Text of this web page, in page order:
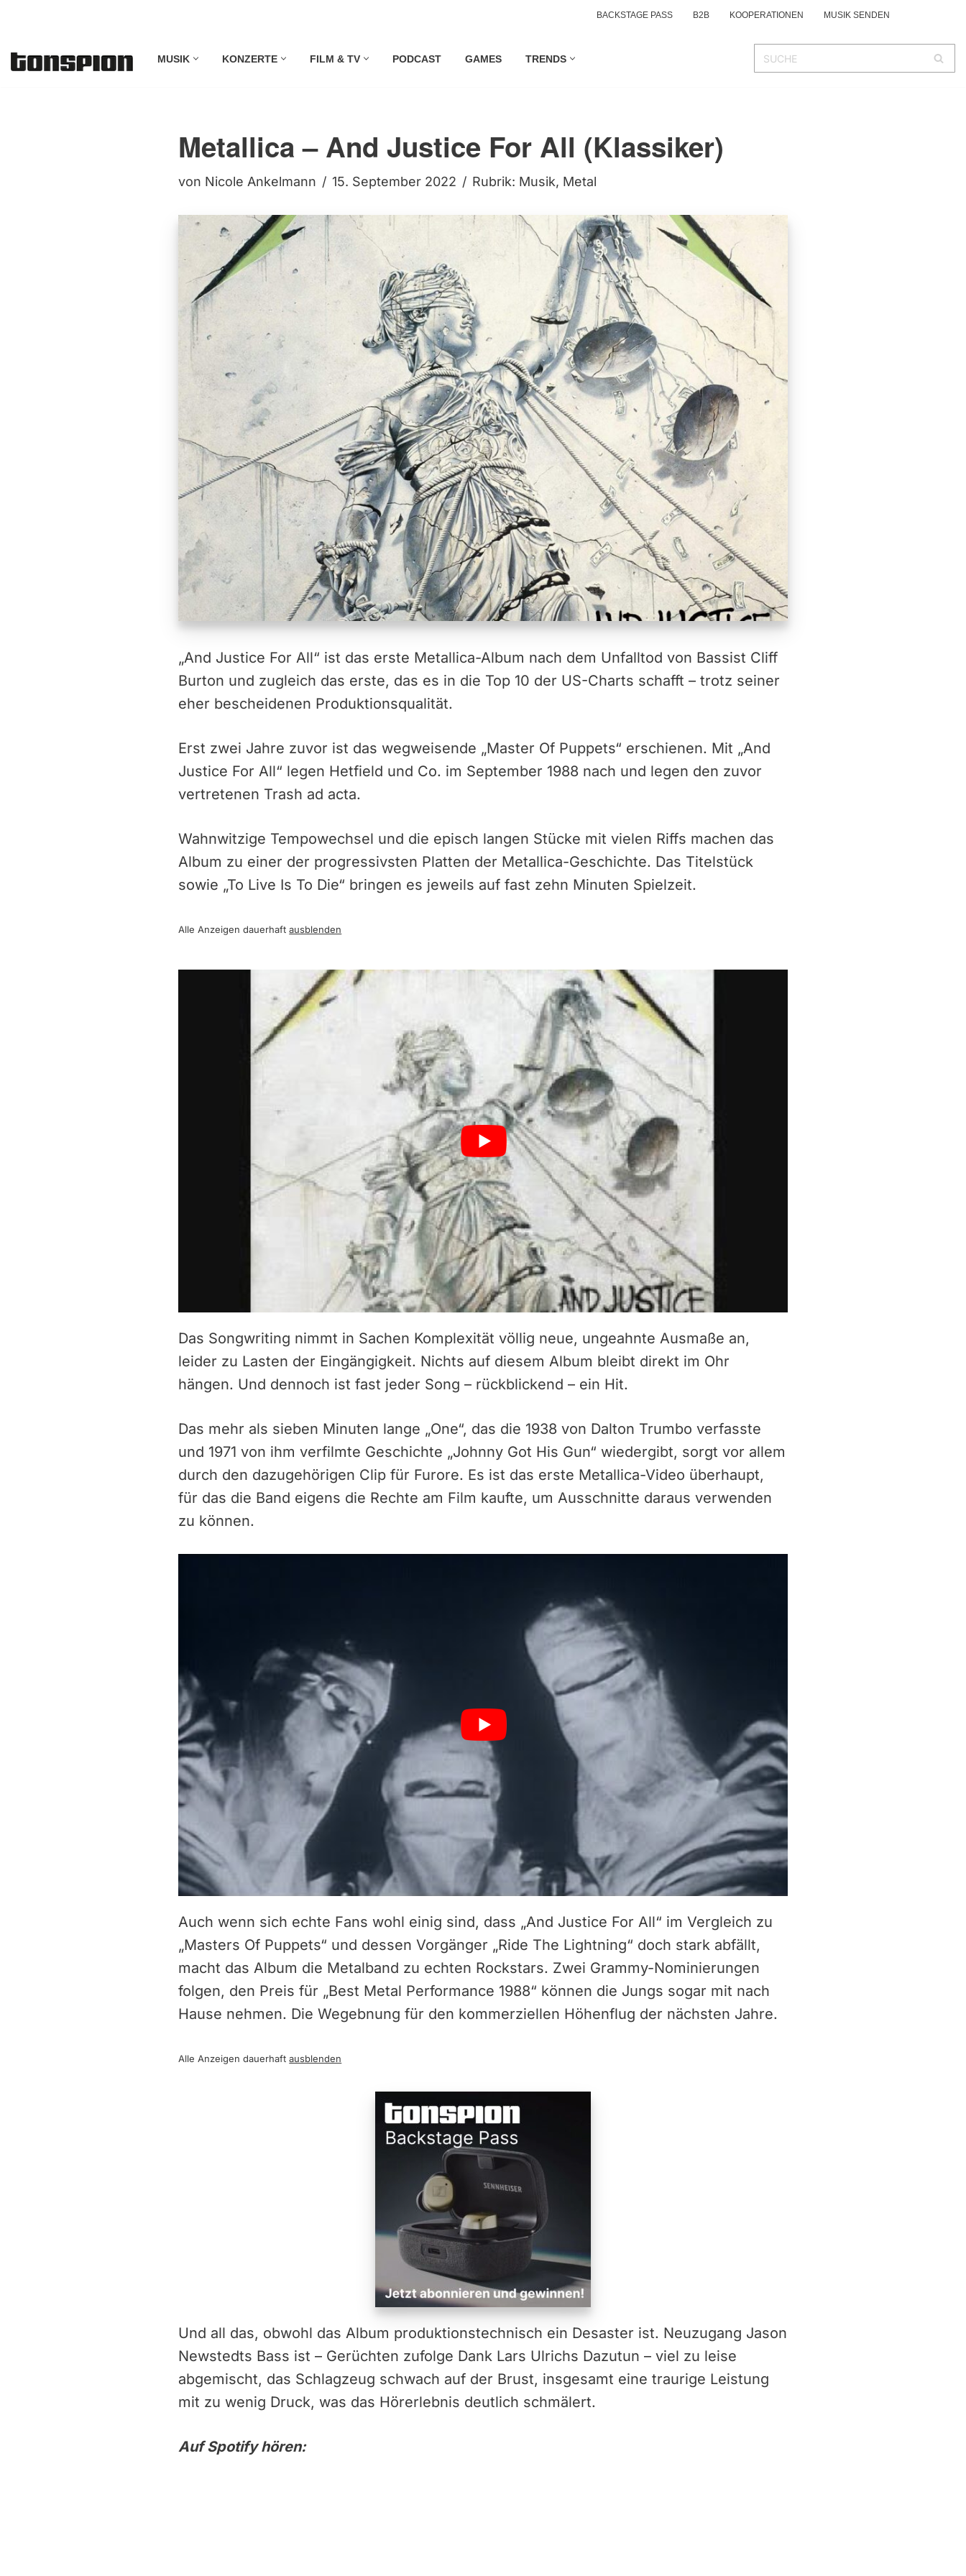
Inhalt
BACKSTAGE PASS B2B KOOPERATIONEN MUSIK SENDEN
MUSIK KONZERTE FILM & TV PODCAST GAMES TRENDS
Metallica – And Justice For All (Klassiker)
von Nicole Ankelmann 15. September 2022 Rubrik: Musik, Metal
„And Justice For All“ ist das erste Metallica-Album nach dem Unfalltod von Bassist Cliff
Burton und zugleich das erste, das es in die Top 10 der US-Charts schafft – trotz seiner
eher bescheidenen Produktionsqualität.
Erst zwei Jahre zuvor ist das wegweisende „Master Of Puppets“ erschienen. Mit „And
Justice For All“ legen Hetfield und Co. im September 1988 nach und legen den zuvor
vertretenen Trash ad acta.
Wahnwitzige Tempowechsel und die episch langen Stücke mit vielen Riffs machen das
Album zu einer der progressivsten Platten der Metallica-Geschichte. Das Titelstück
sowie „To Live Is To Die“ bringen es jeweils auf fast zehn Minuten Spielzeit.
Alle Anzeigen dauerhaftausblenden
Das Songwriting nimmt in Sachen Komplexität völlig neue, ungeahnte Ausmaße an,
leider zu Lasten der Eingängigkeit. Nichts auf diesem Album bleibt direkt im Ohr
hängen. Und dennoch ist fast jeder Song – rückblickend – ein Hit.
Das mehr als sieben Minuten lange „One“, das die 1938 von Dalton Trumbo verfasste
und 1971 von ihm verfilmte Geschichte „Johnny Got His Gun“ wiedergibt, sorgt vor allem
durch den dazugehörigen Clip für Furore. Es ist das erste Metallica-Video überhaupt,
für das die Band eigens die Rechte am Film kaufte, um Ausschnitte daraus verwenden
zu können.
Auch wenn sich echte Fans wohl einig sind, dass „And Justice For All“ im Vergleich zu
„Masters Of Puppets“ und dessen Vorgänger „Ride The Lightning“ doch stark abfällt,
macht das Album die Metalband zu echten Rockstars. Zwei Grammy-Nominierungen
folgen, den Preis für „Best Metal Performance 1988“ können die Jungs sogar mit nach
Hause nehmen. Die Wegebnung für den kommerziellen Höhenflug der nächsten Jahre.
Alle Anzeigen dauerhaftausblenden
Und all das, obwohl das Album produktionstechnisch ein Desaster ist. Neuzugang Jason
Newstedts Bass ist – Gerüchten zufolge Dank Lars Ulrichs Dazutun – viel zu leise
abgemischt, das Schlagzeug schwach auf der Brust, insgesamt eine traurige Leistung
mit zu wenig Druck, was das Hörerlebnis deutlich schmälert.
Auf Spotify hören: